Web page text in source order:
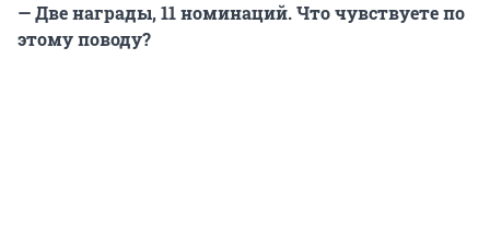
— Две награды, 11 номинаций. Что чувствуете по
этому поводу?